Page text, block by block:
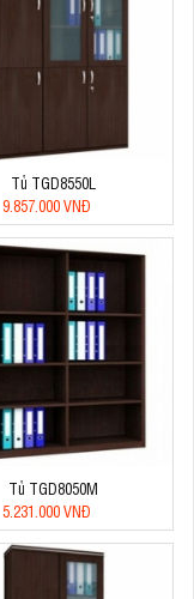
Tủ TGD8550L
9.857.000 VNĐ
Tủ TGD8050M
5.231.000 VNĐ